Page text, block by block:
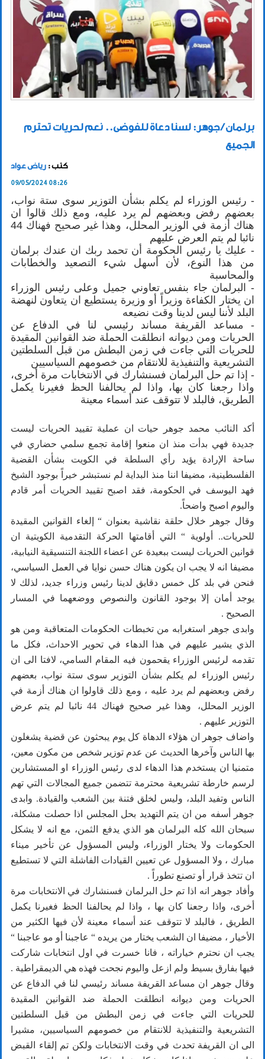
برلمان / جوهر: لسنا دعاة للفوضى.. نعم لحريات تحترم
الجميع
كتب : رياض عواد
09/05/2024 08:26
- رئيس الوزراء لم يكلم بشأن التوزير سوى ستة نواب،
بعضهم رفض وبعضهم لم يرد عليه، ومع ذلك قالوا ان
هناك أزمة في الوزير المحلل، وهذا غير صحيح فهناك 44
نائبا لم يتم العرض عليهم
- عليك يا رئيس الحكومة أن تحمد ربك ان عندك برلمان
من هذا النوع، لأن أسهل شيء التصعيد والخطابات
والمحاسبة
- البرلمان جاء بنفس تعاوني جميل وعلى رئيس الوزراء
ان يختار الكفاءة وزيراً أو وزيرة يستطيع ان يتعاون لنهضة
البلد لأننا ليس لدينا وقت نضيعه
- مساعد القريفة مساند رئيسي لنا في الدفاع عن
الحريات ومن ديوانه انطلقت الحملة ضد القوانين المقيدة
للحريات التي جاءت في زمن البطش من قبل السلطتين
التشريعية والتنفيذية للانتقام من خصومهم السياسيين
- إذا تم حل البرلمان فسنشارك في الانتخابات مرة أخرى،
واذا رجعنا كان بها، واذا لم يحالفنا الحظ فغيرنا يكمل
الطريق، فالبلد لا تتوقف عند أسماء معينة
أكد النائب محمد جوهر حيات ان عملية تقييد الحريات ليست
جديدة فهي بدأت منذ ان منعوا إقامة تجمع سلمي حضاري في
ساحة الإرادة يؤيد رأي السلطة في الكويت بشأن القضية
الفلسطينية، مضيفا اننا منذ البداية لم نستبشر خيراً بوجود الشيخ
فهد اليوسف في الحكومة، فقد اصبح تقييد الحريات أمر قادم
واليوم اصبح واضحاً.
وقال جوهر خلال حلقة نقاشية بعنوان “ إلغاء القوانين المقيدة
للحريات.. أولوية “ التي أقامتها الحركة التقدمية الكويتية ان
قوانين الحريات ليست ببعيدة عن اعضاء اللجنة التنسيقية النيابية،
مضيفا انه لا يجب ان يكون هناك حسن نوايا في العمل السياسي،
فنحن في بلد كل خمس دقايق لدينا رئيس وزراء جديد، لذلك لا
يوجد أمان إلا بوجود القانون والنصوص ووضعهما في المسار
الصحيح .
وابدى جوهر استغرابه من تخبطات الحكومات المتعاقبة ومن هو
الذي يشير عليهم في هذا الدهاء في تحوير الاحداث، فكل ما
تقدمه لرئيس الوزراء يقحمون فيه المقام السامي، لافتا الى ان
رئيس الوزراء لم يكلم بشأن التوزير سوى ستة نواب، بعضهم
رفض وبعضهم لم يرد عليه ، ومع ذلك قاولوا ان هناك أزمة في
الوزير المحلل، وهذا غير صحيح فهناك 44 نائبا لم يتم عرض
التوزير عليهم .
واضاف جوهر ان هؤلاء الدهاة كل يوم يبحثون عن قضية يشغلون
بها الناس وآخرها الحديث عن عدم توزير شخص من مكون معين،
متمنيا ان يستخدم هذا الدهاء لدى رئيس الوزراء او المستشارين
لرسم خارطة تشريعية محترمة تتضمن جميع المجالات التي تهم
الناس وتفيد البلد، وليس لخلق فتنة بين الشعب والقيادة. وابدى
جوهر أسفه من ان يتم التهديد بحل المجلس اذا حصلت مشكلة،
سبحان الله كله البرلمان هو الذي يدفع الثمن، مع انه لا يشكل
الحكومات ولا يختار الوزراء، وليس المسؤول عن تأخير ميناء
مبارك ، ولا المسؤول عن تعيين القيادات الفاشلة التي لا تستطيع
ان تتخذ قرار أو تصنع تطوراً .
وأفاد جوهر انه اذا تم حل البرلمان فسنشارك في الانتخابات مرة
أخرى، واذا رجعنا كان بها ، واذا لم يحالفنا الحظ فغيرنا يكمل
الطريق ، فالبلد لا تتوقف عند أسماء معينة لأن فيها الكثير من
الأخيار ، مضيفا ان الشعب يختار من يريده “ عاجبنا أو مو عاجبنا “
يجب ان نحترم خياراته ، فانا خسرت في اول انتخابات شاركت
فيها بفارق بسيط ولم ازعل واليوم نجحت فهذه هي الديمقراطية .
وقال جوهر ان مساعد القريفة مساند رئيسي لنا في الدفاع عن
الحريات ومن ديوانه انطلقت الحملة ضد القوانين المقيدة
للحريات التي جاءت في زمن البطش من قبل السلطتين
التشريعية والتنفيذية للانتقام من خصومهم السياسيين، مشيرا
الى ان القريفة تحدث في وقت الانتخابات ولكن تم إلقاء القبض